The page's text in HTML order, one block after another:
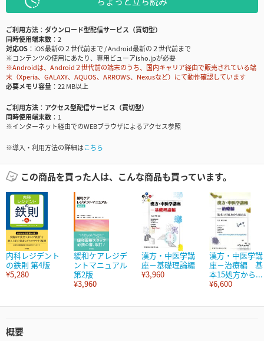
ご利用方法
ダウンロード型配信サービス（買切型）
同時使用端末数
2
対応OS
iOS最新の２世代前まで / Android最新の２世代前まで
※コンテンツの使用にあたり、専用ビューアisho.jpが必要
※Androidは、Android２世代前の端末のうち、国内キャリア経由で販売されている端
末（Xperia、GALAXY、AQUOS、ARROWS、Nexusなど）にて動作確認しています
必要メモリ容量
22 MB以上
ご利用方法
アクセス型配信サービス（買切型）
同時使用端末数
1
※インターネット経由でのWEBブラウザによるアクセス参照
※導入・利用方法の詳細はこちら
この商品を買った人は、こんな商品も買っています。
内科レジデント
の鉄則 第4版
¥5,280
緩和ケアレジデ
ントマニュアル
第2版
¥3,960
漢方・中医学講
座－基礎理論編
¥3,960
漢方・中医学講
座－治療編 基
本15処方から...
¥6,600
概要